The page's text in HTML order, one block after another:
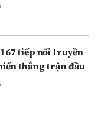
tiếp nối truyền
thắng trận đầu